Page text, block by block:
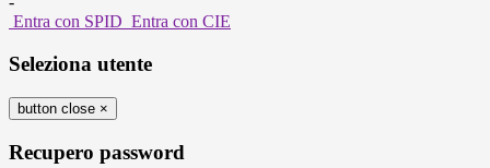
Entra con SPID Entra con CIE
Seleziona utente
button close ×
Recupero password